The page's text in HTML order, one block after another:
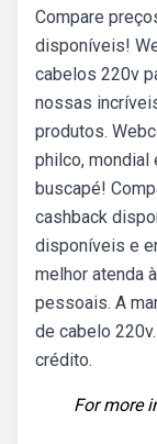
Compare
disponíveis!
cabelos 220v
nossas
produtos.
philco, mondial
buscapé!
cashback
disponíveis e
melhor atenda
pessoais. A
de cabelo
crédito.
For more